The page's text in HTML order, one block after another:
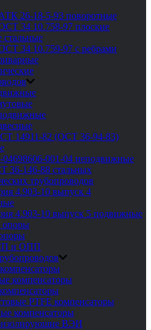
26-18-5-93 поворотные
34 10.758-97 плоские
стальные
34 10.759-97 с ребрами
14911-82 (ОСТ 36-94-83)
001-04 неподвижные
36-146-88 стальных
трубопроводов
4.903-10 выпуск 4
4.903-10 выпуск 5 подвижные
опоры
и ОПП
компенсаторы
PTFE компенсаторы
компенсаторы
ВЭИ